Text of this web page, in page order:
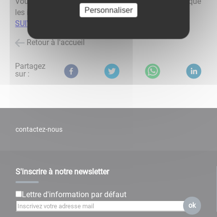
les imprimés, sur le site "service-public.fr" via le lien
SUIVANT
Retour à l'accueil
Partagez
sur :
contactez-nous
S'inscrire à notre newsletter
Lettre d'information par défaut
ok
Personnaliser